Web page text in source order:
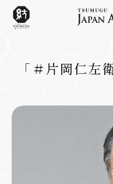
「＃片岡仁左